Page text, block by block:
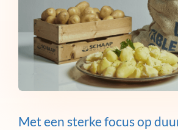
Met een sterke focus op